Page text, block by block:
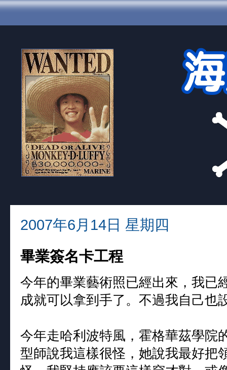
2007年6月14日 星期四
畢業簽名卡工程
今年的畢業藝術照已經出來，我已
成就可以拿到手了。不過我自己也
今年走哈利波特風，霍格華茲學院
型師說我這樣很怪，她說我最好把